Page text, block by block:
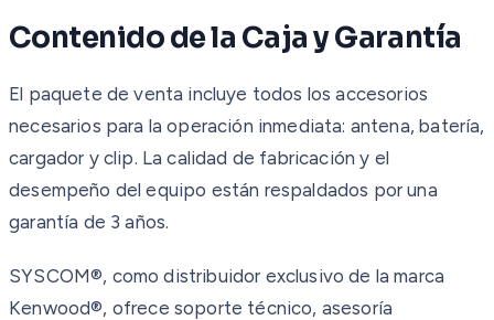
Contenido de la Caja y Garantía
El paquete de venta incluye todos los accesorios
necesarios para la operación inmediata: antena, batería,
cargador y clip. La calidad de fabricación y el
desempeño del equipo están respaldados por una
garantía de 3 años.
SYSCOM®, como distribuidor exclusivo de la marca
Kenwood®, ofrece soporte técnico, asesoría